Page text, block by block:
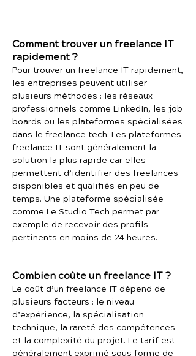
Comment trouver un freelance IT
rapidement ?
Pour trouver un freelance IT rapidement,
les entreprises peuvent utiliser
plusieurs méthodes : les réseaux
professionnels comme LinkedIn, les job
boards ou les plateformes spécialisées
dans le freelance tech. Les plateformes
freelance IT sont généralement la
solution la plus rapide car elles
permettent d’identifier des freelances
disponibles et qualifiés en peu de
temps. Une plateforme spécialisée
comme Le Studio Tech permet par
exemple de recevoir des profils
pertinents en moins de 24 heures.
Combien coûte un freelance IT ?
Le coût d’un freelance IT dépend de
plusieurs facteurs : le niveau
d’expérience, la spécialisation
technique, la rareté des compétences
et la complexité du projet. Le tarif est
généralement exprimé sous forme de